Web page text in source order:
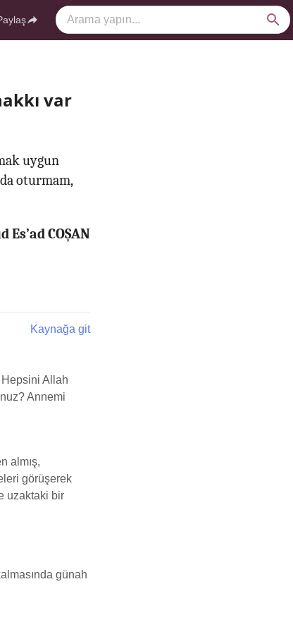
var
uygun
oturmam,
COŞAN
Kaynağa git
Hepsini Allah
Annemi
almış,
görüşerek
uzaktaki bir
günah